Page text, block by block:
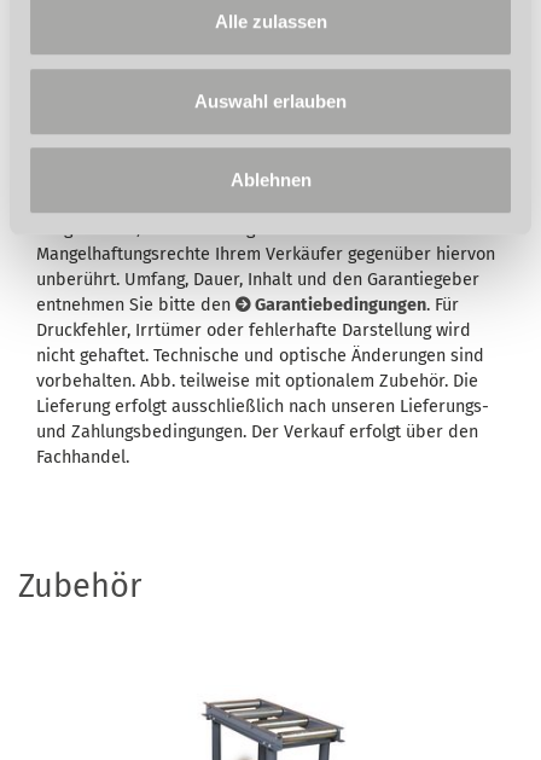
Alle zulassen
Auswahl erlauben
Ablehnen
Wird in der Artikelbeschreibung und/oder in der
Mangelhaftungsrechte Ihrem Verkäufer gegenüber hiervon
unberührt. Umfang, Dauer, Inhalt und den Garantiegeber
entnehmen Sie bitte den
Garantiebedingungen. Für
Druckfehler, Irrtümer oder fehlerhafte Darstellung wird
nicht gehaftet. Technische und optische Änderungen sind
vorbehalten. Abb. teilweise mit optionalem Zubehör. Die
Lieferung erfolgt ausschließlich nach unseren Lieferungs-
und Zahlungsbedingungen. Der Verkauf erfolgt über den
Fachhandel.
Zubehör